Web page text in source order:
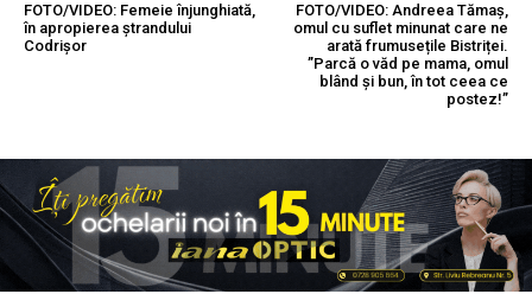
FOTO/VIDEO: Femeie înjunghiată,
în apropierea ștrandului
Codrișor
FOTO/VIDEO: Andreea Tămaș,
omul cu suflet minunat care ne
arată frumusețile Bistriței.
”Parcă o văd pe mama, omul
blând și bun, în tot ceea ce
postez!”